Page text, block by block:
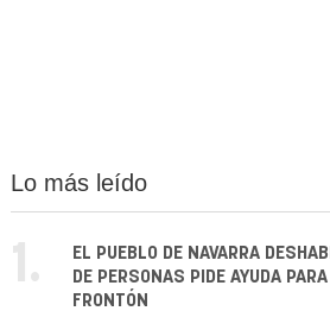
Lo más leído
1.
EL PUEBLO DE NAVARRA
DE PERSONAS PIDE AYUDA
FRONTÓN